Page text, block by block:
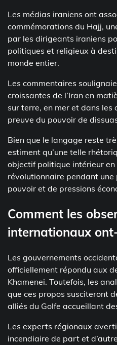
Les médias iraniens ont
commémorations du Hajj,
par les dirigeants iraniens
politiques et religieux à
monde entier.
Les commentaires
croissantes de l’Iran en
sur terre, en mer et dans les
preuve du pouvoir de
Bien que le langage reste
estiment qu’une telle
objectif politique intérieur
révolutionnaire pendant
pouvoir et de pressions
Comment les
internationaux
Les gouvernements
officiellement répondu aux
Khamenei. Toutefois, les
que ces propos susciteront
alliés du Golfe accueillant
Les experts régionaux
incendiaire de part et